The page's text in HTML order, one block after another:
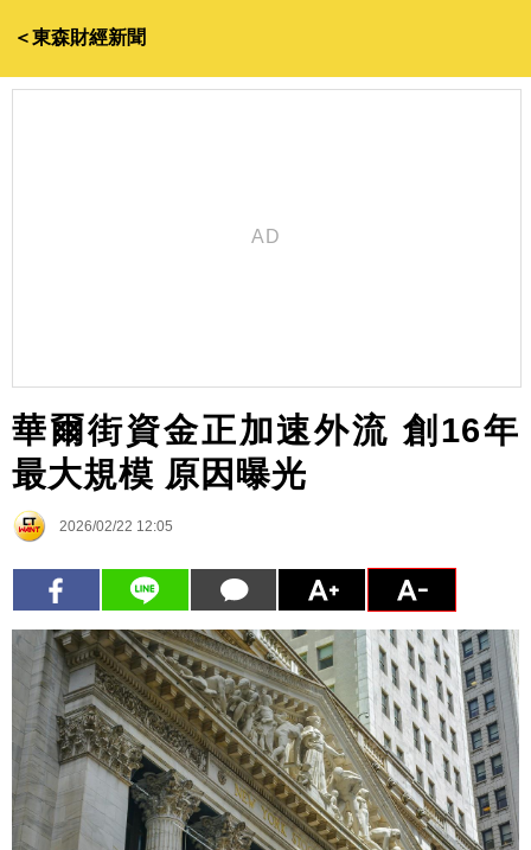
＜東森財經新聞
華爾街資金正加速外流 創16年
最大規模 原因曝光
2026/02/22 12:05